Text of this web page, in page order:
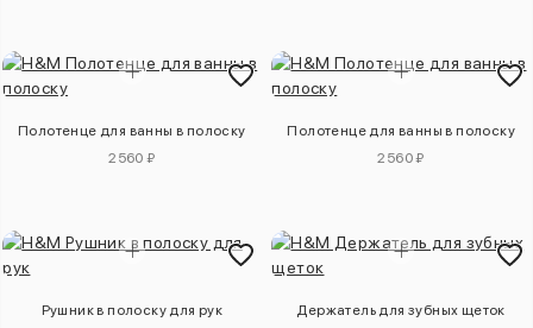
Полотенце для ванны в полоску
2560 ₽
Полотенце для ванны в полоску
2560 ₽
Рушник в полоску для рук Держатель для зубных щеток